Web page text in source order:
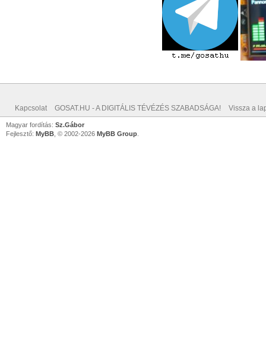
Kapcsolat GOSAT.HU - A DIGITÁLIS TÉVÉZÉS SZABADSÁGA! Vissza a
Magyar fordítás: Sz.Gábor
Fejlesztő: MyBB , © 2002-2026 MyBB Group